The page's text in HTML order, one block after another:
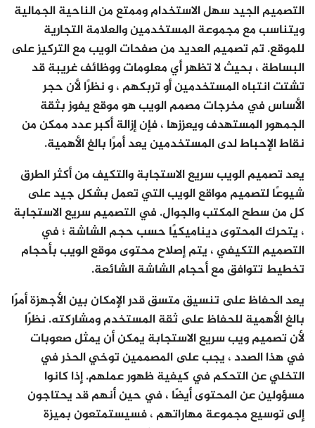
التصميم الجيد سهل الاستخدام وممتع من الناحية الجمالية
ويتناسب مع مجموعة المستخدمين والعلامة التجارية
للموقع. تم تصميم العديد من صفحات الويب مع التركيز على
البساطة ، بحيث لا تظهر أي معلومات ووظائف غريبة قد
تشتت انتباه المستخدمين أو تربكهم ، و نظرًا لأن حجر
الأساس في مخرجات مصمم الويب هو موقع يفوز بثقة
الجمهور المستهدف ويعززها ، فإن إزالة أكبر عدد ممكن من
نقاط الإحباط لدى المستخدمين يعد أمرًا بالغ الأهمية.
يعد تصميم الويب سريع الاستجابة والتكيف من أكثر الطرق
شيوعًا لتصميم مواقع الويب التي تعمل بشكل جيد على
كل من سطح المكتب والجوال. في التصميم سريع الاستجابة
، يتحرك المحتوى ديناميكيًا حسب حجم الشاشة ؛ في
التصميم التكيفي ، يتم إصلاح محتوى موقع الويب بأحجام
تخطيط تتوافق مع أحجام الشاشة الشائعة.
يعد الحفاظ على تنسيق متسق قدر الإمكان بين الأجهزة أمرًا
بالغ الأهمية للحفاظ على ثقة المستخدم ومشاركته. نظرًا
لأن تصميم ويب سريع الاستجابة يمكن أن يمثل صعوبات
في هذا الصدد ، يجب على المصممين توخي الحذر في
التخلي عن التحكم في كيفية ظهور عملهم. إذا كانوا
مسؤولين عن المحتوى أيضًا ، في حين أنهم قد يحتاجون
إلى توسيع مجموعة مهاراتهم ، فسيستمتعون بميزة